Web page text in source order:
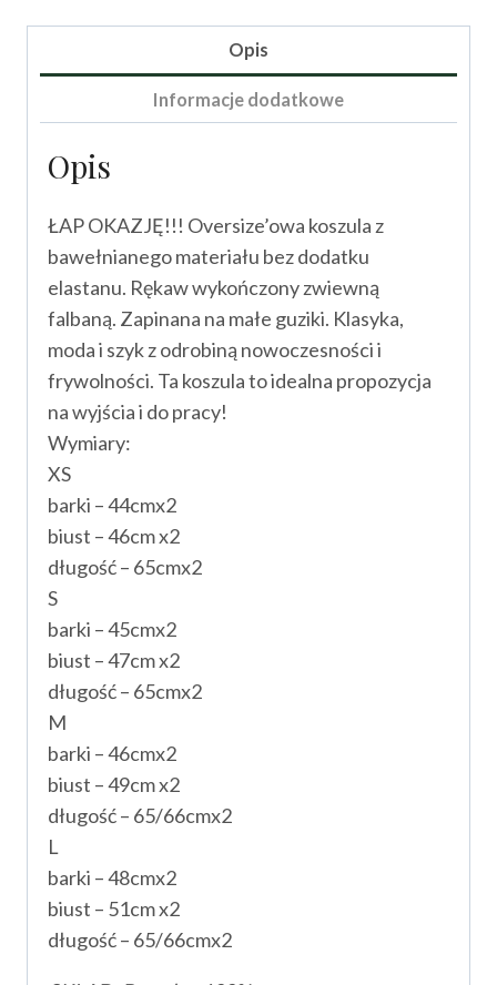
Opis
Informacje dodatkowe
Opis
ŁAP OKAZJĘ!!! Oversize’owa koszula z
bawełnianego materiału bez dodatku
elastanu. Rękaw wykończony zwiewną
falbaną. Zapinana na małe guziki. Klasyka,
moda i szyk z odrobiną nowoczesności i
frywolności. Ta koszula to idealna propozycja
na wyjścia i do pracy!
Wymiary:
XS
barki – 44cmx2
biust – 46cm x2
długość – 65cmx2
S
barki – 45cmx2
biust – 47cm x2
długość – 65cmx2
M
barki – 46cmx2
biust – 49cm x2
długość – 65/66cmx2
L
barki – 48cmx2
biust – 51cm x2
długość – 65/66cmx2